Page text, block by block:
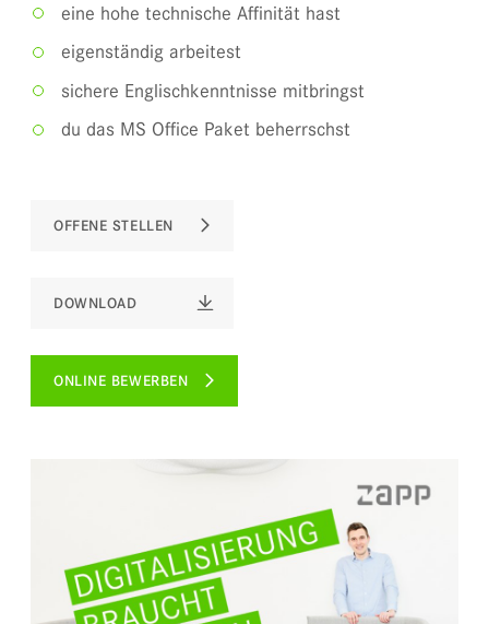
eine hohe technische Affinität hast
eigenständig arbeitest
sichere Englischkenntnisse mitbringst
du das MS Office Paket beherrschst
OFFENE STELLEN
DOWNLOAD
ONLINE BEWERBEN